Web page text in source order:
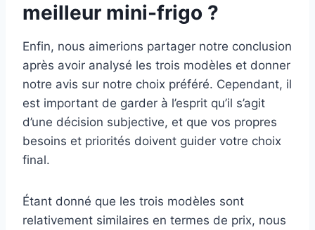
meilleur mini-frigo ?
Enfin, nous aimerions partager notre conclusion
après avoir analysé les trois modèles et donner
notre avis sur notre choix préféré. Cependant, il
est important de garder à l’esprit qu’il s’agit
d’une décision subjective, et que vos propres
besoins et priorités doivent guider votre choix
final.
Étant donné que les trois modèles sont
relativement similaires en termes de prix, nous